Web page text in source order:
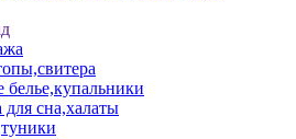
сна,халаты